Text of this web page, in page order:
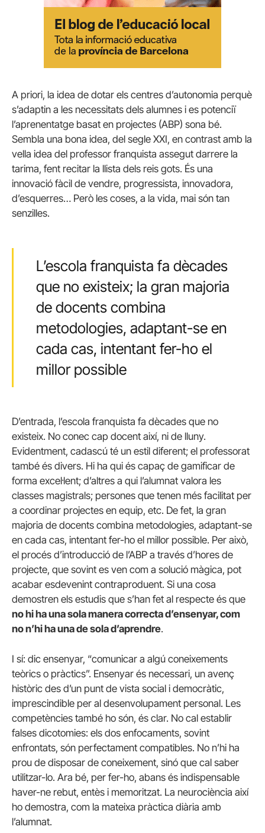
A priori, la idea de dotar els centres d’autonomia perquè
s’adaptin a les necessitats dels alumnes i es potenciï
l’aprenentatge basat en projectes (ABP) sona bé.
Sembla una bona idea, del segle XXI, en contrast amb la
vella idea del professor franquista assegut darrere la
tarima, fent recitar la llista dels reis gots. És una
innovació fàcil de vendre, progressista, innovadora,
d’esquerres… Però les coses, a la vida, mai són tan
senzilles.
L’escola franquista fa dècades
que no existeix; la gran majoria
de docents combina
metodologies, adaptant-se en
cada cas, intentant fer-ho el
millor possible
D’entrada, l’escola franquista fa dècades que no
existeix. No conec cap docent així, ni de lluny.
Evidentment, cadascú té un estil diferent; el professorat
també és divers. Hi ha qui és capaç de gamificar de
forma excel·lent; d’altres a qui l’alumnat valora les
classes magistrals; persones que tenen més facilitat per
a coordinar projectes en equip, etc. De fet, la gran
majoria de docents combina metodologies, adaptant-se
en cada cas, intentant fer-ho el millor possible. Per això,
el procés d’introducció de l’ABP a través d’hores de
projecte, que sovint es ven com a solució màgica, pot
acabar esdevenint contraproduent. Si una cosa
demostren els estudis que s’han fet al respecte és que
no hi ha una sola manera correcta d’ensenyar, com
no n’hi ha una de sola d’aprendre.
I sí: dic ensenyar, “comunicar a algú coneixements
teòrics o pràctics”. Ensenyar és necessari, un avenç
històric des d’un punt de vista social i democràtic,
imprescindible per al desenvolupament personal. Les
competències també ho són, és clar. No cal establir
falses dicotomies: els dos enfocaments, sovint
enfrontats, són perfectament compatibles. No n’hi ha
prou de disposar de coneixement, sinó que cal saber
utilitzar-lo. Ara bé, per fer-ho, abans és indispensable
haver-ne rebut, entès i memoritzat. La neurociència així
ho demostra, com la mateixa pràctica diària amb
l’alumnat.